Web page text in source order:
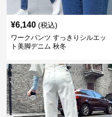
¥6,140 (税込)
ワークパンツ すっきりシルエッ
ト美脚デニム 秋冬